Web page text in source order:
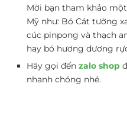
Mời bạn tham khảo
Mỹ như: Bó Cát tường
cúc pinpong và thạch
hay bó hương dương
Hãy gọi đến zalo shop
nhanh chóng nhé.